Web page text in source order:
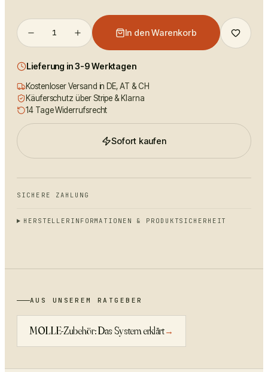
1 In den Warenkorb
Lieferung in 3-9 Werktagen
Kostenloser Versand in DE, AT & CH
Käuferschutz über Stripe & Klarna
14 Tage Widerrufsrecht
Sofort kaufen
SICHERE ZAHLUNG
HERSTELLERINFORMATIONEN & PRODUKTSICHERHEIT
AUS UNSEREM RATGEBER
MOLLE-Zubehör: Das System erklärt→